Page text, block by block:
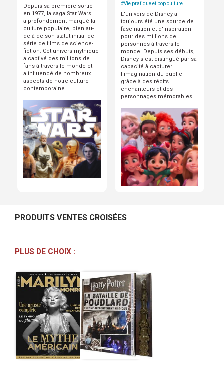
Depuis sa première sortie
en 1977, la saga Star Wars
a profondément marqué la
culture populaire, bien au-
delà de son statut initial de
série de films de science-
fiction. Cet univers mythique
a captivé des millions de
fans à travers le monde et
a influencé de nombreux
aspects de notre culture
contemporaine
#Vie pratique et pop culture
L'univers de Disney a
toujours été une source de
fascination et d'inspiration
pour des millions de
personnes à travers le
monde. Depuis ses débuts,
Disney s'est distingué par sa
capacité à capturer
l'imagination du public
grâce à des récits
enchanteurs et des
personnages mémorables.
PRODUITS VENTES CROISÉES
PLUS DE CHOIX :